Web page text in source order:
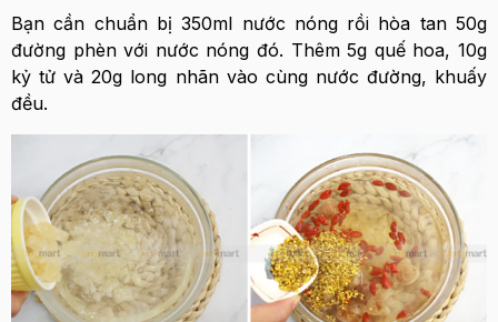
Bạn cần chuẩn bị 350ml nước nóng rồi hòa tan 50g
đường phèn với nước nóng đó. Thêm 5g quế hoa, 10g
kỷ tử và 20g long nhãn vào cùng nước đường, khuấy
đều.